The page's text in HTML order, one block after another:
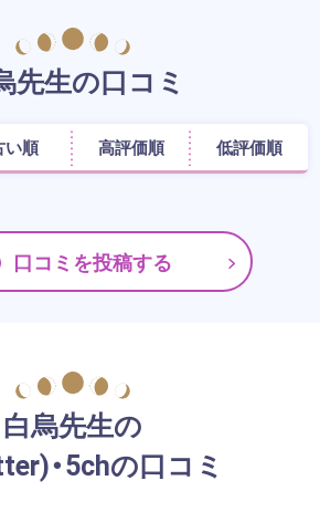
先生の口コミ
い順 高評価順 低評価順
口コミを投稿する
白烏先生の
・5chの口コミ